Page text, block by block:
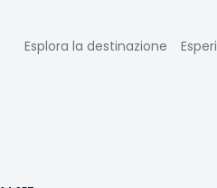
Esplora la destinazione